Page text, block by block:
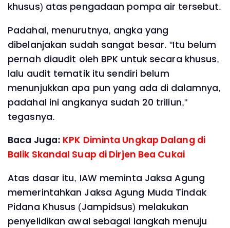
khusus) atas pengadaan pompa air tersebut.
Padahal, menurutnya, angka yang
dibelanjakan sudah sangat besar. "Itu belum
pernah diaudit oleh BPK untuk secara khusus,
lalu audit tematik itu sendiri belum
menunjukkan apa pun yang ada di dalamnya,
padahal ini angkanya sudah 20 triliun,"
tegasnya.
Baca Juga: KPK Diminta Ungkap Dalang di
Balik Skandal Suap di Dirjen Bea Cukai
Atas dasar itu, IAW meminta Jaksa Agung
memerintahkan Jaksa Agung Muda Tindak
Pidana Khusus (Jampidsus) melakukan
penyelidikan awal sebagai langkah menuju